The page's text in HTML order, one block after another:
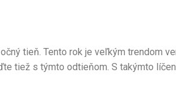
tieň. Tento rok je veľkým trendom
tiež s týmto odtieňom. S takýmto